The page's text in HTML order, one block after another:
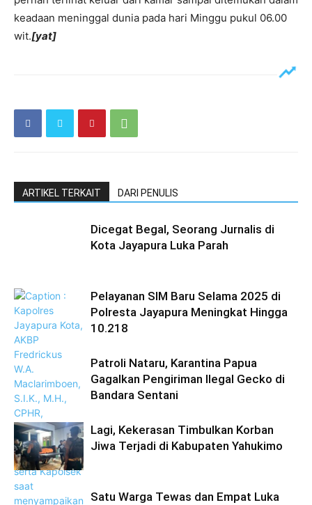
keadaan meninggal dunia pada hari Minggu pukul 06.00
wit.[yat]
ARTIKEL TERKAIT DARI PENULIS
Dicegat Begal, Seorang Jurnalis di
Kota Jayapura Luka Parah ‎
Pelayanan SIM Baru Selama 2025 di
Polresta Jayapura Meningkat Hingga
10.218
Patroli Nataru, Karantina Papua
Gagalkan Pengiriman Ilegal Gecko di
Bandara Sentani
Lagi, Kekerasan Timbulkan Korban
Jiwa Terjadi di Kabupaten Yahukimo
Satu Warga Tewas dan Empat Luka